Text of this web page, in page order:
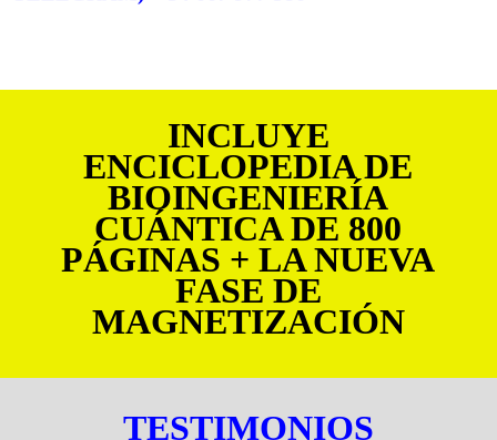
INCLUYE
ENCICLOPEDIA DE
BIOINGENIERÍA
CUÁNTICA DE 800
PÁGINAS + LA NUEVA
FASE DE
MAGNETIZACIÓN
TESTIMONIOS